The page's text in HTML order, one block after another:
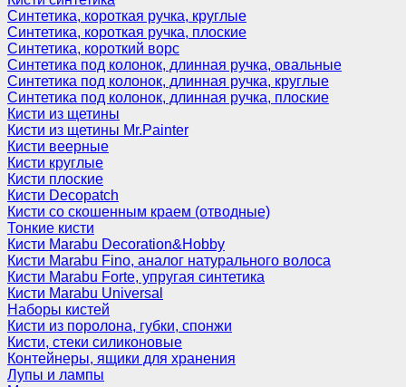
Синтетика, короткая ручка, круглые
Синтетика, короткая ручка, плоские
Синтетика, короткий ворс
Синтетика под колонок, длинная ручка, овальные
Синтетика под колонок, длинная ручка, круглые
Синтетика под колонок, длинная ручка, плоские
Кисти из щетины
Кисти из щетины Mr.Painter
Кисти веерные
Кисти круглые
Кисти плоские
Кисти Decopatch
Кисти со скошенным краем (отводные)
Тонкие кисти
Кисти Marabu Decoration&Hobby
Кисти Marabu Fino, аналог натурального волоса
Кисти Marabu Forte, упругая синтетика
Кисти Marabu Universal
Наборы кистей
Кисти из поролона, губки, спонжи
Кисти, стеки силиконовые
Контейнеры, ящики для хранения
Лупы и лампы